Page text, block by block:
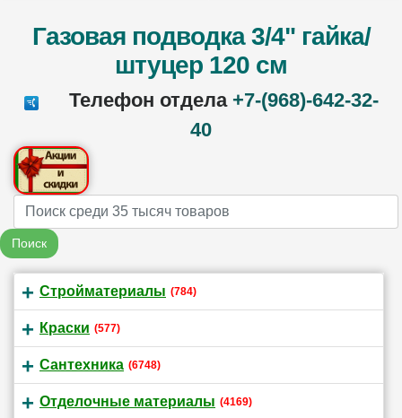
Газовая подводка 3/4" гайка/
штуцер 120 см
Телефон отдела +7-(968)-642-32-
40
Name
Поиск
Стройматериалы (784)
Краски (577)
Сантехника (6748)
Отделочные материалы (4169)